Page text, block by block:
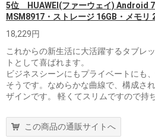
5位 HUAWEI(ファーウェイ) Android
MSM8917・ストレージ 16GB・メモリ
18,229円
これからの新生活に大活躍するタブレ
トとして喜ばれます。
ビジネスシーンにもプライベートにも
そうです。なめらかな曲線で、構成さ
ザインです。 軽くてスリムですので持
この商品の通販サイトへ